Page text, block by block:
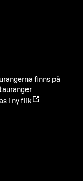
finns på
i ny flik